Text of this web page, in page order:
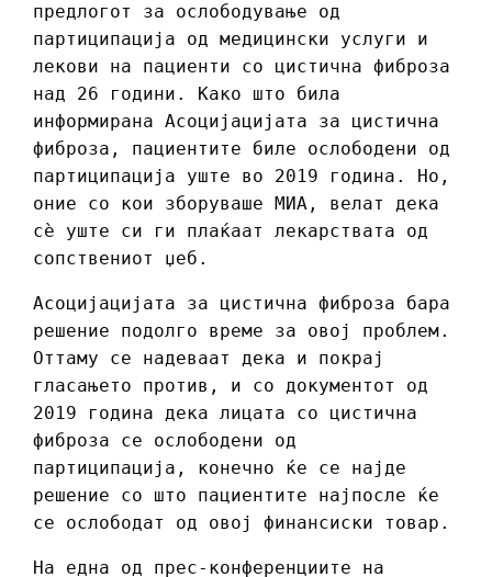
предлогот за ослободување од
партиципација од медицински услуги и
лекови на пациенти со цистична фиброза
над 26 години. Како што била
информирана Асоцијацијата за цистична
фиброза, пациентите биле ослободени од
партиципација уште во 2019 година. Но,
оние со кои зборуваше МИА, велат дека
сѐ уште си ги плаќаат лекарствата од
сопствениот џеб.
Асоцијацијата за цистична фиброза бара
решение подолго време за овој проблем.
Оттаму се надеваат дека и покрај
гласањето против, и со документот од
2019 година дека лицата со цистична
фиброза се ослободени од
партиципација, конечно ќе се најде
решение со што пациентите најпосле ќе
се ослободат од овој финансиски товар.
На една од прес-конференциите на